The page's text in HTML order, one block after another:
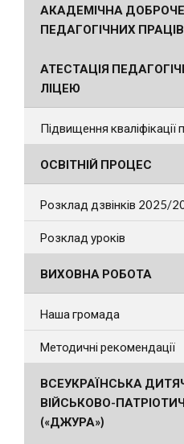
АКАДЕМІЧНА
ПЕДАГОГІЧНИХ
АТЕСТАЦІЯ
ЛІЦЕЮ
Підвищення кваліфікації
ОСВІТНІЙ ПРОЦЕС
Розклад дзвінків 2025/
Розклад уроків
ВИХОВНА РОБОТА
Наша громада
Методичні рекомендації
ВСЕУКРАЇНСЬКА
ВІЙСЬКОВО-
(«ДЖУРА»)